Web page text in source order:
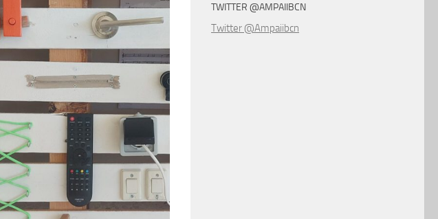
TWITTER @AMPAIIBCN
Twitter @Ampaiibcn